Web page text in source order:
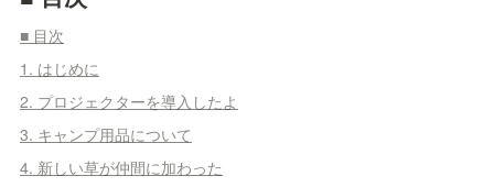
■ 目次
1. はじめに
2. プロジェクターを導入したよ
3. キャンプ用品について
4. 新しい草が仲間に加わった